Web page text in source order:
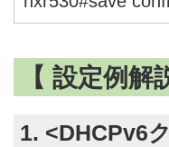
【 設定例解
1. <DHCPv6